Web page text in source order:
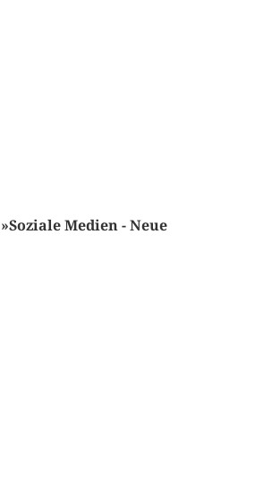
Medien - Neue